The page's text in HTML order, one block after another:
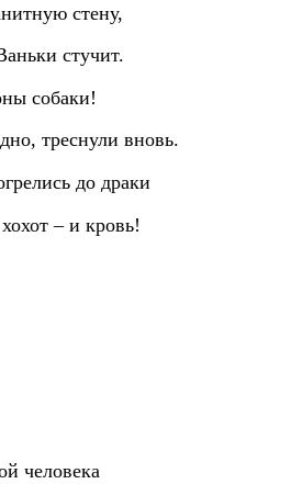
стену,
стучит.
собаки!
треснули вновь.
до драки
– и кровь!
человека